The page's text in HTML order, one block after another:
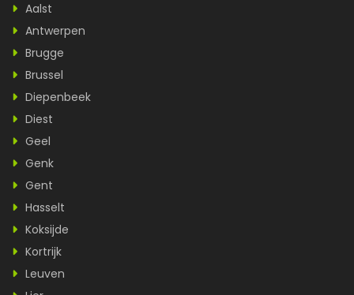
Aalst
Antwerpen
Brugge
Brussel
Diepenbeek
Diest
Geel
Genk
Gent
Hasselt
Koksijde
Kortrijk
Leuven